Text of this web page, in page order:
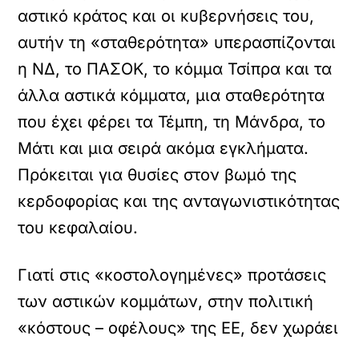
αστικό κράτος και οι κυβερνήσεις του,
αυτήν τη «σταθερότητα» υπερασπίζονται
η ΝΔ, το ΠΑΣΟΚ, το κόμμα Τσίπρα και τα
άλλα αστικά κόμματα, μια σταθερότητα
που έχει φέρει τα Τέμπη, τη Μάνδρα, το
Μάτι και μια σειρά ακόμα εγκλήματα.
Πρόκειται για θυσίες στον βωμό της
κερδοφορίας και της ανταγωνιστικότητας
του κεφαλαίου.
Γιατί στις «κοστολογημένες» προτάσεις
των αστικών κομμάτων, στην πολιτική
«κόστους – οφέλους» της ΕΕ, δεν χωράει